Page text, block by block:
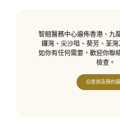
智翹醫務中心遍佈香港、九
鑼灣、尖沙咀、葵芳、荃灣
如你有任何需要，歡迎你聯
檢查。
查詢及預約